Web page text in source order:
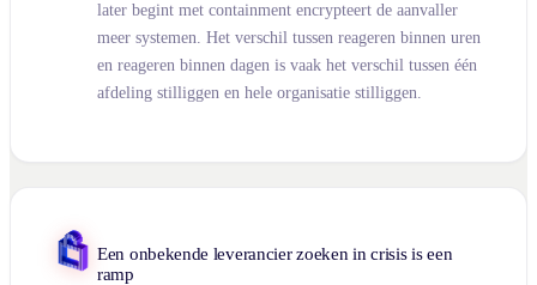
later begint met containment encrypteert de aanvaller
meer systemen. Het verschil tussen reageren binnen uren
en reageren binnen dagen is vaak het verschil tussen één
afdeling stilliggen en hele organisatie stilliggen.
Een onbekende leverancier zoeken in crisis is een
ramp